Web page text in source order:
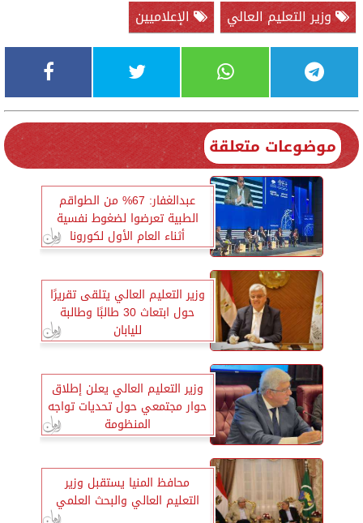
وزير التعليم العالي
الإعلاميين
موضوعات متعلقة
عبدالغفار: 67% من الطواقم
الطبية تعرضوا لضغوط نفسية
أثناء العام الأول لكورونا
وزير التعليم العالي يتلقى تقريرًا
حول ابتعاث 30 طالبًا وطالبة
لليابان
وزير التعليم العالي يعلن إطلاق
حوار مجتمعي حول تحديات تواجه
المنظومة
محافظ المنيا يستقبل وزير
التعليم العالي والبحث العلمي